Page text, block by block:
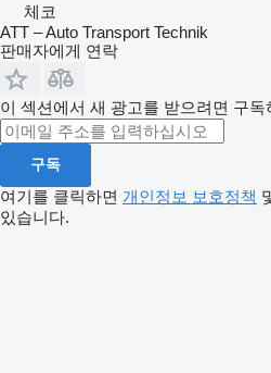
체코
ATT – Auto Transport Technik
판매자에게 연락
이 섹션에서 새 광고를 받으려면 구독
구독
여기를 클릭하면 개인정보 보호정책
있습니다.